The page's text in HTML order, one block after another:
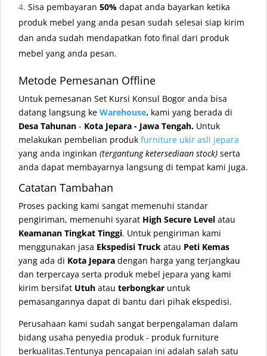
Sisa pembayaran 50% dapat anda bayarkan ketika
produk mebel yang anda pesan sudah selesai siap kirim
dan anda sudah mendapatkan foto final dari produk
mebel yang anda pesan.
Metode Pemesanan Offline
Untuk pemesanan Set Kursi Konsul Bogor anda bisa
datang langsung ke Warehouse. kami yang berada di
Desa Tahunan - Kota Jepara - Jawa Tengah. Untuk
melakukan pembelian produk furniture ukir asli jepara
yang anda inginkan (tergantung ketersediaan stock) serta
anda dapat membayarnya langsung di tempat kami juga.
Catatan Tambahan
Proses packing kami sangat memenuhi standar
pengiriman, memenuhi syarat High Secure Level atau
Keamanan Tingkat Tinggi. Untuk pengiriman kami
menggunakan jasa Ekspedisi Truck atau Peti Kemas
yang ada di Kota Jepara dengan harga yang terjangkau
dan terpercaya serta produk mebel jepara yang kami
kirim bersifat Utuh atau terbongkar untuk
pemasangannya dapat di bantu dari pihak ekspedisi.
Perusahaan kami sudah sangat berpengalaman dalam
bidang usaha penyedia produk - produk furniture
berkualitas.Tentunya pencapaian ini adalah salah satu